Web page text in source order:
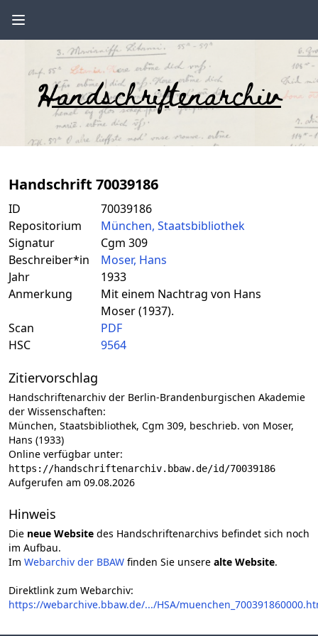
Handschriftenarchiv
Handschrift 70039186
ID
70039186
Repositorium
München, Staatsbibliothek
Signatur
Cgm 309
Beschreiber*in
Moser, Hans
Jahr
1933
Anmerkung
Mit einem Nachtrag von Hans
Moser (1937).
Scan
PDF
HSC
9564
Zitiervorschlag
Handschriftenarchiv der Berlin-Brandenburgischen Akademie
der Wissenschaften:
München, Staatsbibliothek, Cgm 309, beschrieb. von Moser,
Hans (1933)
Online verfügbar unter:
https://handschriftenarchiv.bbaw.de/id/70039186
Aufgerufen am 09.08.2026
Hinweis
Die neue Website des Handschriftenarchivs befindet sich noch
im Aufbau.
Im Webarchiv der BBAW finden Sie unsere alte Website.
Direktlink zum Webarchiv:
https://webarchive.bbaw.de/.../HSA/